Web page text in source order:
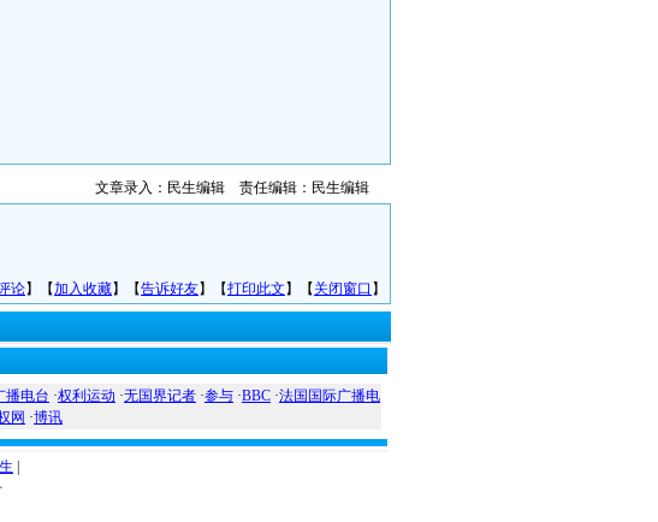
文章录入：民生编辑 责任编辑：民生编辑
论】【加入收藏】【告诉好友】【打印此文 】【 关闭窗口 】
播电台 ·权利运动 ·无国界记者 ·参与 ·BBC ·法国国际广播电
网 ·博讯